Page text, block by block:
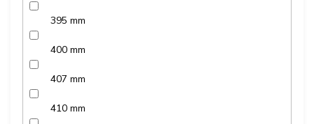
395 mm
400 mm
407 mm
410 mm